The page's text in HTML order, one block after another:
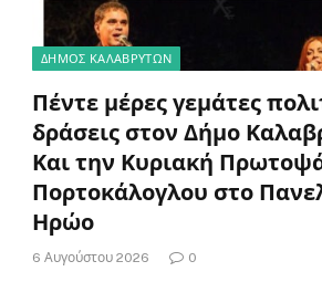
ΔΗΜΟΣ ΚΑΛΑΒΡΥΤΩΝ
Πέντε μέρες γεμάτες
δράσεις στον Δήμο
Και την Κυριακή
Πορτοκάλογλου στο
Ηρώο
6 Αυγούστου 2026 0